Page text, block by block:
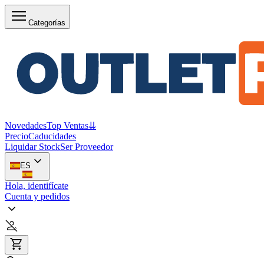
Categorías
NovedadesTop Ventas⇊
PrecioCaducidades
Liquidar StockSer Proveedor
ES
Hola, identifícate
Cuenta y pedidos